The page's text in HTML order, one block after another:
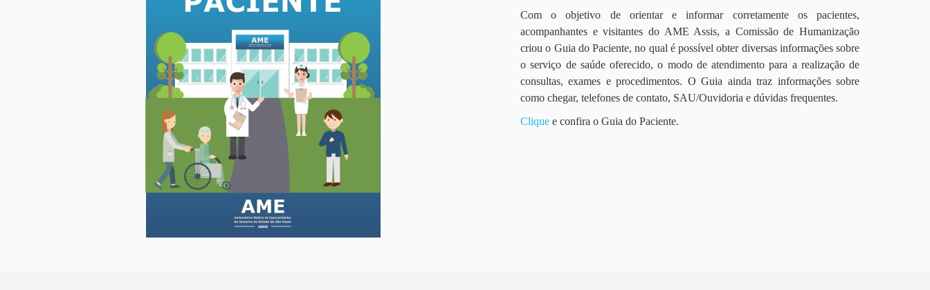
Com o objetivo de orientar e informar corretamente os pacientes,
acompanhantes e visitantes do AME Assis, a Comissão de Humanização
criou o Guia do Paciente, no qual é possível obter diversas informações sobre
o serviço de saúde oferecido, o modo de atendimento para a realização de
consultas, exames e procedimentos. O Guia ainda traz informações sobre
como chegar, telefones de contato, SAU/Ouvidoria e dúvidas frequentes.
Clique e confira o Guia do Paciente.